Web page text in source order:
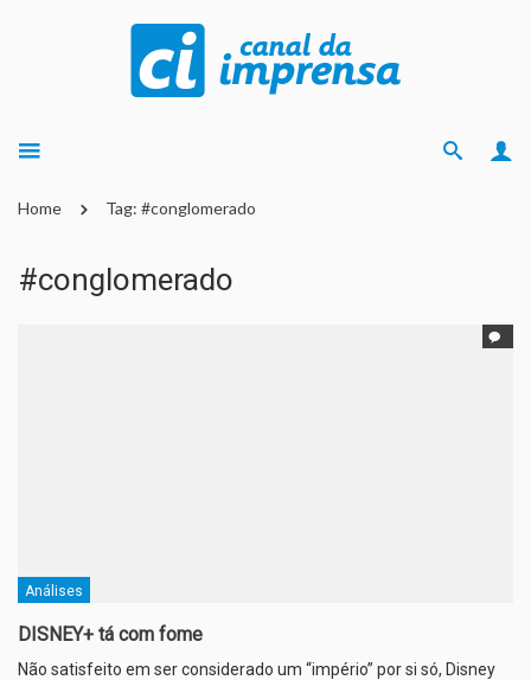
Home Tag: #conglomerado
#conglomerado
Análises
DISNEY+ tá com fome
Não satisfeito em ser considerado um “império” por si só, Disney